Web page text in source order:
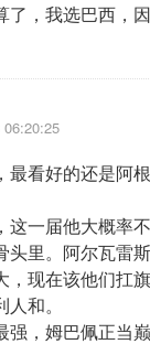
了，我选巴西，
06:20:25
最看好的还是阿
这一届他大概率
头里。阿尔瓦
，现在该他们扛
和。
强，姆巴佩正当